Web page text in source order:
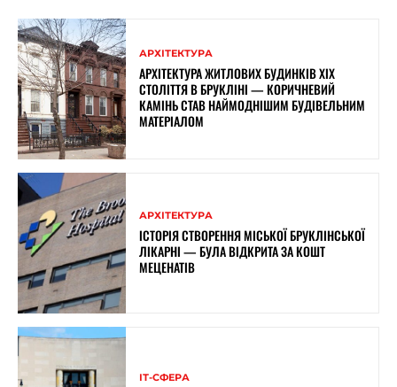
АРХІТЕКТУРА
АРХІТЕКТУРА ЖИТЛОВИХ БУДИНКІВ ХІХ
СТОЛІТТЯ В БРУКЛІНІ — КОРИЧНЕВИЙ
КАМІНЬ СТАВ НАЙМОДНІШИМ БУДІВЕЛЬНИМ
МАТЕРІАЛОМ
АРХІТЕКТУРА
ІСТОРІЯ СТВОРЕННЯ МІСЬКОЇ БРУКЛІНСЬКОЇ
ЛІКАРНІ — БУЛА ВІДКРИТА ЗА КОШТ
МЕЦЕНАТІВ
ІТ-СФЕРА